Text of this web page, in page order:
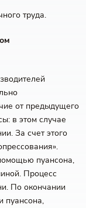
труда.
от предыдущего
в этом случае
За счет этого
пуансона,
Процесс
По окончании
пуансона,